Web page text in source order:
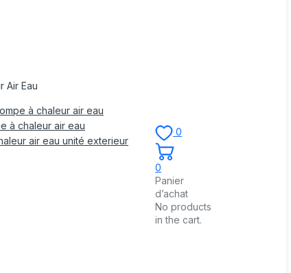
Air Eau
à chaleur air eau
à chaleur air eau
air eau unité exterieur
0
0
Panier
d’achat
No products
in the cart.